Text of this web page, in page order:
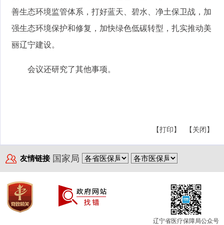
善生态环境监管体系，打好蓝天、碧水、净土保卫战，加
强生态环境保护和修复，加快绿色低碳转型，扎实推动美
丽辽宁建设。
会议还研究了其他事项。
【关闭】
【打印】
友情链接 国家局
辽宁省医疗保障局公众号